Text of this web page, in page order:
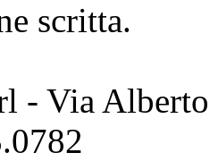
scritta.
- Via